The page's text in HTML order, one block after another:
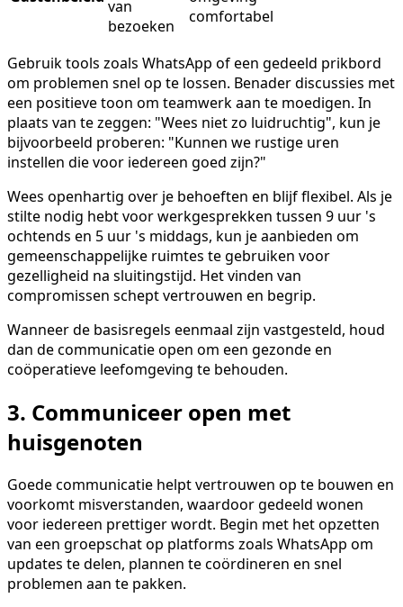
van
bezoeken
comfortabel
Gebruik tools zoals WhatsApp of een gedeeld prikbord
om problemen snel op te lossen. Benader discussies met
een positieve toon om teamwerk aan te moedigen. In
plaats van te zeggen: "Wees niet zo luidruchtig", kun je
bijvoorbeeld proberen: "Kunnen we rustige uren
instellen die voor iedereen goed zijn?"
Wees openhartig over je behoeften en blijf flexibel. Als je
stilte nodig hebt voor werkgesprekken tussen 9 uur 's
ochtends en 5 uur 's middags, kun je aanbieden om
gemeenschappelijke ruimtes te gebruiken voor
gezelligheid na sluitingstijd. Het vinden van
compromissen schept vertrouwen en begrip.
Wanneer de basisregels eenmaal zijn vastgesteld, houd
dan de communicatie open om een gezonde en
coöperatieve leefomgeving te behouden.
3. Communiceer open met
huisgenoten
Goede communicatie helpt vertrouwen op te bouwen en
voorkomt misverstanden, waardoor gedeeld wonen
voor iedereen prettiger wordt. Begin met het opzetten
van een groepschat op platforms zoals WhatsApp om
updates te delen, plannen te coördineren en snel
problemen aan te pakken.